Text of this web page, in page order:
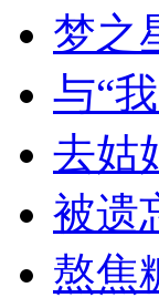
梦之
与“
去姑
被遗
熬焦